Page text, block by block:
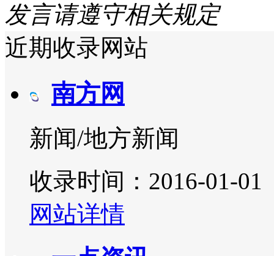
发言请遵守相关规定
近期收录网站
南方网
新闻/地方新闻
收录时间：2016-01-01
网站详情